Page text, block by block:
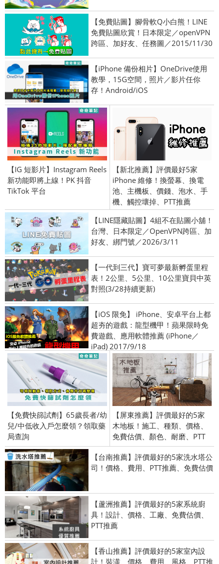
【免費貼圖】腳骨軟Q小白熊！LINE
免費貼圖欣賞！日本限定／openVPN
跨區、加好友、任務圖／2015/11/30
【iPhone 備份相片】OneDrive使用
教學，15G空間，照片／影片任你
存！Android/iOS
【IG 短影片】Instagram Reels
新功能即將上線！PK 抖音
TikTok 平台
【新北推薦】評價最好5家
iPhone 維修！換螢幕、換電
池、主機板、價錢、泡水、手
機、觸控壞掉、PTT推薦
【LINE隱藏貼圖】4組不在貼圖小舖！
台灣、日本限定／OpenVPN跨區、加
好友、綁門號／2026/3/11
【一代到三代】寶可夢最新孵蛋里程
表！2公里、5公里、10公里寶貝中英
對照(3/28持續更新)
【iOS 限免】 iPhone、安卓平台上都
超夯的遊戲：龍型機甲！蘋果限時免
費遊戲、應用軟體推薦 (iPhone／
iPad) 2017/9/18
【免費快篩試劑】65歲長者/幼
兒/中低收入戶怎麼領？領取藥
局查詢
【屏東推薦】評價最好的5家
木地板！施工、種類、價格、
免費估價、顏色、耐磨、PTT
【台南推薦】評價最好的5家洗水塔公
司！價格、費用、PTT推薦、免費估價
【蘆洲推薦】評價最好的5家系統廚
具！設計、價格、工廠、免費估價、
PTT推薦
【香山推薦】評價最好的5家室內設
計！裝潢、價格、費用、風格、PTT推